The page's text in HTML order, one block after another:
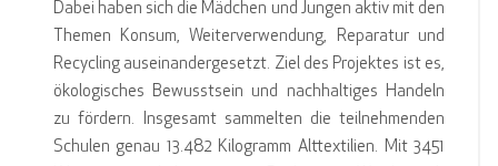
Dabei haben sich die Mädchen und Jungen aktiv mit den
Themen Konsum, Weiterverwendung, Reparatur und
Recycling auseinandergesetzt. Ziel des Projektes ist es,
ökologisches Bewusstsein und nachhaltiges Handeln
zu fördern. Insgesamt sammelten die teilnehmenden
Schulen genau 13.482 Kilogramm Alttextilien. Mit 3451